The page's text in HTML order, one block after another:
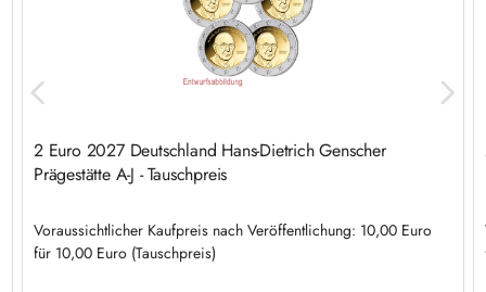
2 Euro 2027 Deutschland Hans-Dietrich Genscher
Prägestätte A-J - Tauschpreis
Voraussichtlicher Kaufpreis nach Veröffentlichung: 10,00 Euro
für 10,00 Euro (Tauschpreis)